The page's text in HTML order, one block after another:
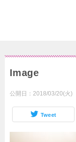
Image
公開日： 2018/03/20(火)
Tweet